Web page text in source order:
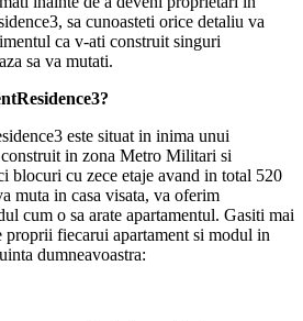
sa cunoasteti orice detaliu va
ca v-ati construit singuri
sa va mutati.
este situat in inima unui
in zona Metro Militari si
blocuri cu zece etaje avand in total 520
muta in casa visata, va oferim
cum o sa arate apartamentul. Gasiti mai
proprii fiecarui apartament si modul in
dumneavoastra: